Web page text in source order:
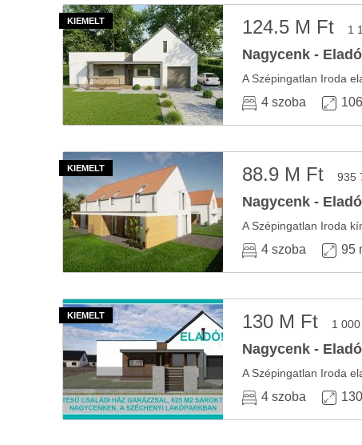
124.5 M Ft 1
Nagycenk -
4 szoba
88.9 M Ft 935
Nagycenk -
4 szoba 95
130 M Ft 1
Nagycenk -
4 szoba